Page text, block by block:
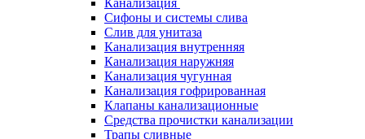
Канализация
Сифоны и системы слива
Слив для унитаза
Канализация внутренняя
Канализация наружняя
Канализация чугунная
Канализация гофрированная
Клапаны канализационные
Средства прочистки канализации
Трапы сливные